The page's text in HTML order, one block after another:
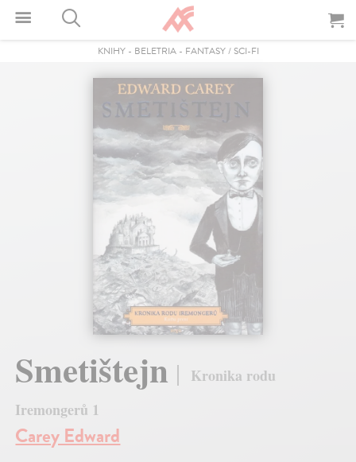
KNIHY- BELETRIA- FANTASY / SCI-FI
Smetištejn
Kronika rodu
Iremongerů 1
Carey Edward